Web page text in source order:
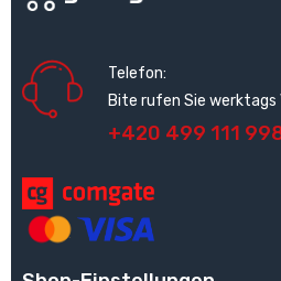
Telefon:
Bite rufen Sie
+420 499 111